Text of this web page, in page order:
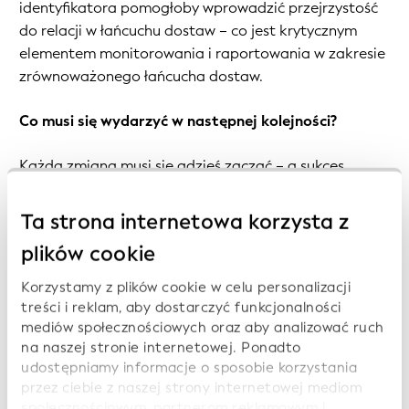
Ta strona internetowa korzysta z
plików cookie
Korzystamy z plików cookie w celu personalizacji
treści i reklam, aby dostarczyć funkcjonalności
mediów społecznościowych oraz aby analizować ruch
na naszej stronie internetowej. Ponadto
udostępniamy informacje o sposobie korzystania
przez ciebie z naszej strony internetowej mediom
identyfikatora pomogłoby wprowadzić przejrzystość
do relacji w łańcuchu dostaw – co jest krytycznym
elementem monitorowania i raportowania w zakresie
zrównoważonego łańcucha dostaw.
Co musi się wydarzyć w następnej kolejności?
Każda zmiana musi się gdzieś zacząć – a sukces
tożsamości biznesowej w Afryce pokazuje, jak wielki
potencjał drzemie w globalnym łańcuchu dostaw, a co
za tym idzie – w światowej gospodarce, jeśli instytucje
finansowe w większej liczbie krajów podejmą
inicjatywę.
Wynikiem większej integracji finansowej wśród MŚP
będzie silny, bardziej zróżnicowany, przejrzysty i
konkurencyjny ekosystem globalnego łańcucha